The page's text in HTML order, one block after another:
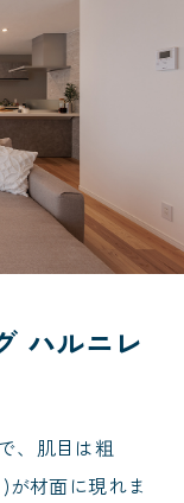
ハルニレ
、肌目は粗
が材面に現れま